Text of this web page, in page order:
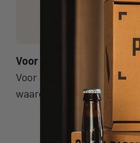
🍗 Gegrilde
Voor wie?
Voor liefhebbers van
waarderen.